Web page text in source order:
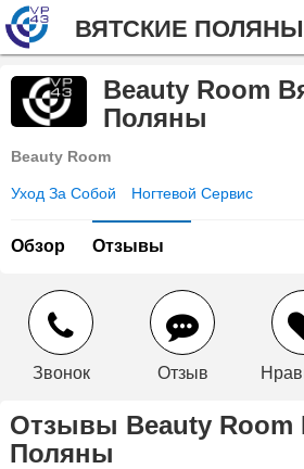
ВЯТСКИЕ ПОЛЯНЫ
Beauty Room
Поляны
Beauty Room
Уход За Собой Ногтевой Сервис
Обзор Отзывы
Звонок Отзыв
Отзывы Beauty Room
Поляны